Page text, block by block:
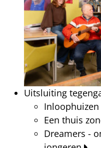
Uitsluiting
Inloophuizen
Een thuis
Dreamers -